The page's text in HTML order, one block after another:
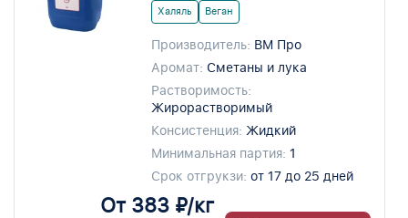
Халяль Веган
Производитель: ВМ Про
Аромат: Сметаны и лука
Растворимость:
Жирорастворимый
Консистенция: Жидкий
Минимальная партия: 1
Срок отгрукзи: от 17 до 25 дней
От 383 ₽/кг